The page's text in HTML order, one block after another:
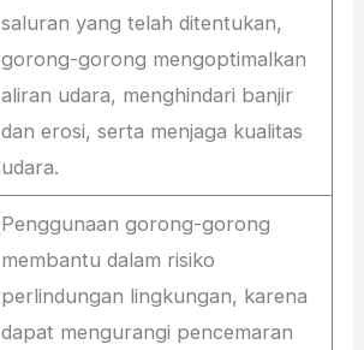
saluran yang telah ditentukan,
gorong-gorong mengoptimalkan
aliran udara, menghindari banjir
dan erosi, serta menjaga kualitas
udara.
Penggunaan gorong-gorong
membantu dalam risiko
perlindungan lingkungan, karena
dapat mengurangi pencemaran